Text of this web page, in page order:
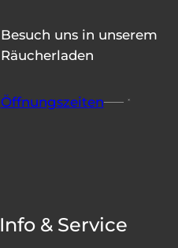
Besuch uns in unserem
Räucherladen
Öffnungszeiten
Info & Service